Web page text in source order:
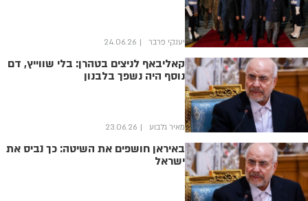
יענקי פרבר 24.06.26
קאליבאף לניצים בטהרן: בלי שווייץ, דם
נוסף היה נשפך בלבנון
מאיר גלבוע 23.06.26
באיראן חושפים את השיטה: כך נביס את
ישראל